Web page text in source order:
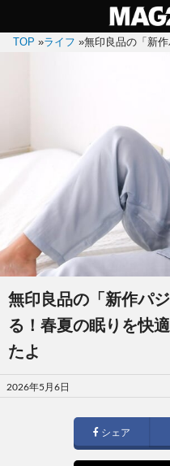
TOP »ライフ »無印良品の「新
無印良品の「新作パ
る！春夏の眠りを快
たよ
投
稿
2026年5月6日
シェア